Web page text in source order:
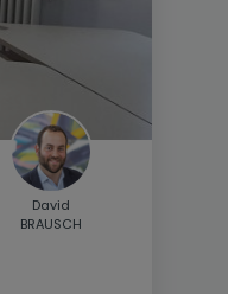
David
BRAUSCH